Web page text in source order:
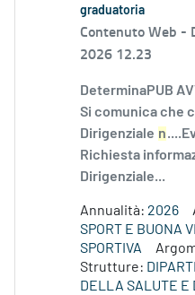
graduatoria
Contenuto Web -
2026 12.23
DeterminaPUB
Si comunica che
Dirigenziale n
Richiesta
Dirigenziale...
Annualità: 2026
SPORT E BUONA
SPORTIVA
Strutture:
DELLA SALUTE E